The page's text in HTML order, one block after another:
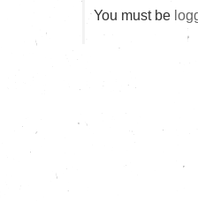
You must be